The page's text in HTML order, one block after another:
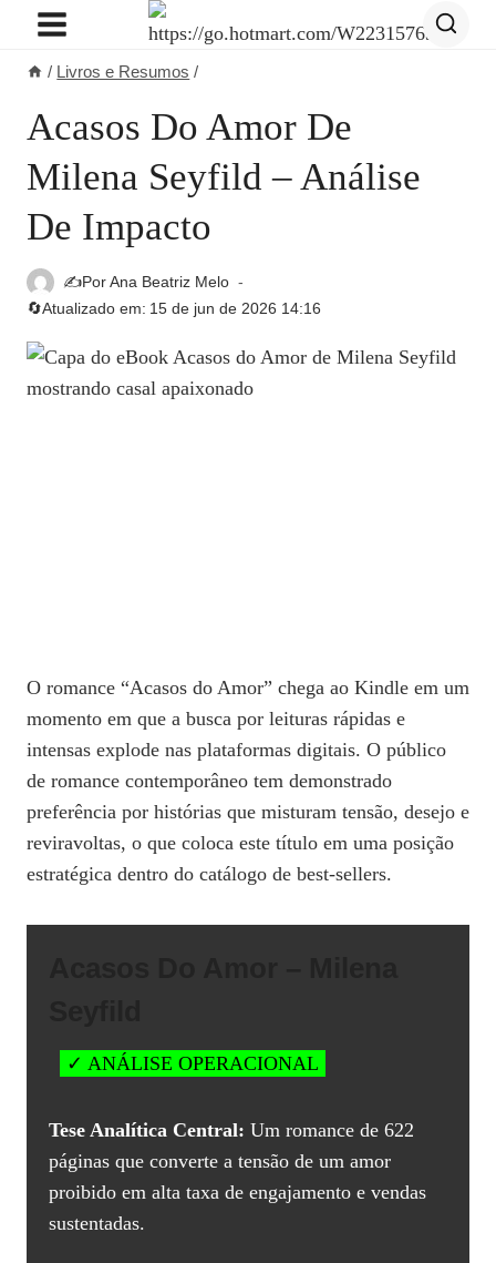
Pular
/ Livros e Resumos /
Acasos Do Amor De
Milena Seyfild – Análise
De Impacto
✍️PorAna Beatriz Melo
🔄Atualizado em: 15 de jun de 2026 14:16
O romance “Acasos do Amor” chega ao Kindle em um
momento em que a busca por leituras rápidas e
intensas explode nas plataformas digitais. O público
de romance contemporâneo tem demonstrado
preferência por histórias que misturam tensão, desejo e
reviravoltas, o que coloca este título em uma posição
estratégica dentro do catálogo de best‑sellers.
✓ ANÁLISE OPERACIONAL
Tese Analítica Central: Um romance de 622
páginas que converte a tensão de um amor
proibido em alta taxa de engajamento e vendas
sustentadas.